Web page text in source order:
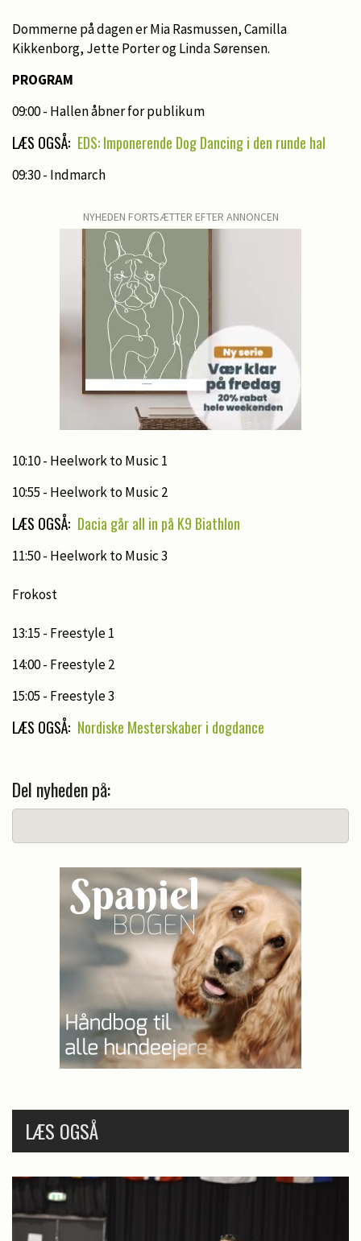
Dommerne på dagen er Mia Rasmussen, Camilla
Kikkenborg, Jette Porter og Linda Sørensen.
PROGRAM
09:00 - Hallen åbner for publikum
LÆS OGSÅ: EDS: Imponerende Dog Dancing i den runde hal
09:30 - Indmarch
NYHEDEN FORTSÆTTER EFTER ANNONCEN
10:10 - Heelwork to Music 1
10:55 - Heelwork to Music 2
LÆS OGSÅ: Dacia går all in på K9 Biathlon
11:50 - Heelwork to Music 3
Frokost
13:15 - Freestyle 1
14:00 - Freestyle 2
15:05 - Freestyle 3
LÆS OGSÅ: Nordiske Mesterskaber i dogdance
Del nyheden på:
LÆS OGSÅ